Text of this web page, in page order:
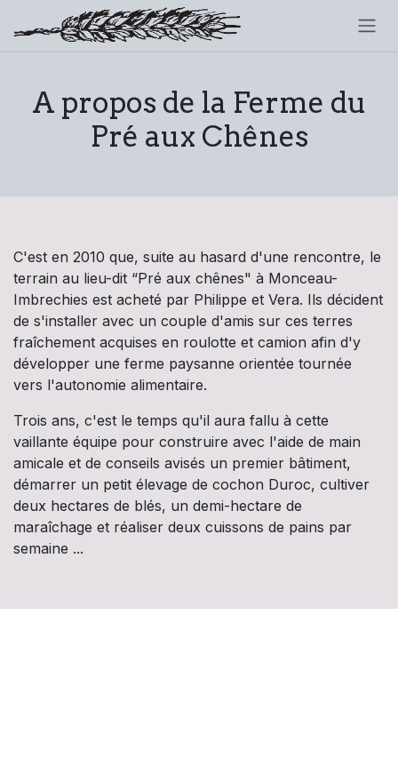
Se rendre au contenu
A propos de la Ferme du
Pré aux Chênes
C'est en 2010 que, suite au hasard d'une rencontre, le
terrain au lieu-dit “Pré aux chênes" à Monceau-
Imbrechies est acheté par Philippe et Vera. Ils décident
de s'installer avec un couple d'amis sur ces terres
fraîchement acquises en roulotte et camion afin d'y
développer une ferme paysanne orientée tournée
vers l'autonomie alimentaire.
Trois ans, c'est le temps qu'il aura fallu à cette
vaillante équipe pour construire avec l'aide de main
amicale et de conseils avisés un premier bâtiment,
démarrer un petit élevage de cochon Duroc, cultiver
deux hectares de blés, un demi-hectare de
maraîchage et réaliser deux cuissons de pains par
semaine ...